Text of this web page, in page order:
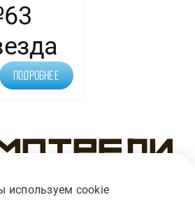
Подробнее
используем cookie